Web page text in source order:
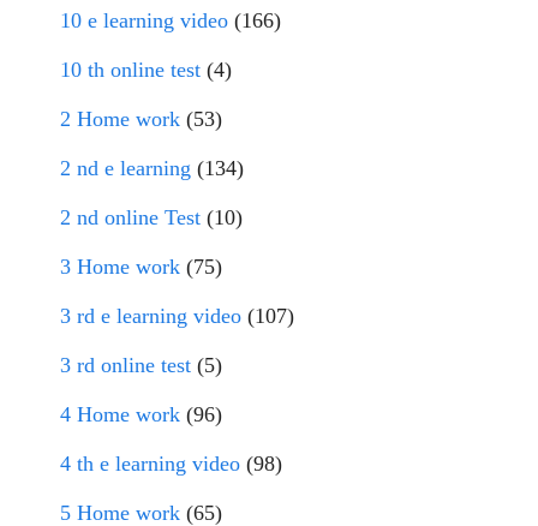
10 e learning video (166)
10 th online test (4)
2 Home work (53)
2 nd e learning (134)
2 nd online Test (10)
3 Home work (75)
3 rd e learning video (107)
3 rd online test (5)
4 Home work (96)
4 th e learning video (98)
5 Home work (65)